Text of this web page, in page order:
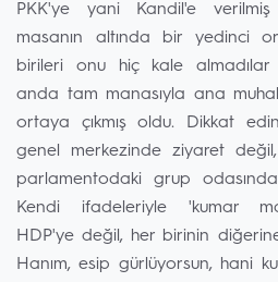
PKK'ye yani Kandil'e
masanın altında bir yedinci
birileri onu hiç kale
anda tam manasıyla ana
ortaya çıkmış oldu. Dikkat
genel merkezinde ziyaret
parlamentodaki grup
Kendi ifadeleriyle 'kumar
HDP'ye değil, her birinin diğerine
Hanım, esip gürlüyorsun, hani